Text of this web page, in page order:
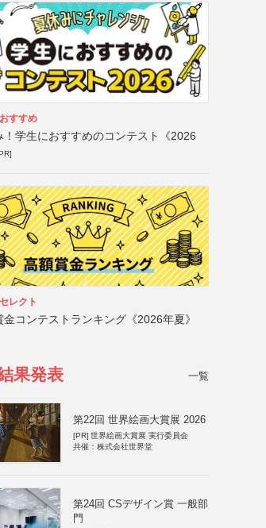
すすめ
！学生におすすめのコンテスト《2026
レクト
金コンテストランキング《2026年夏》
果発表 一覧
第22回 世界絵画大賞展 2026
[PR] 世界絵画大賞展 実行委員会
共催：株式会社世界堂
第24回 CSデザイン賞 一般部
門